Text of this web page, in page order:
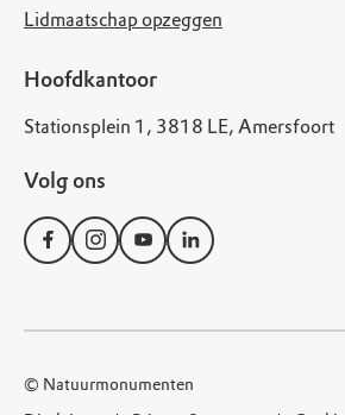
Lidmaatschap opzeggen
Hoofdkantoor
Stationsplein 1, 3818 LE, Amersfoort
Volg ons
© Natuurmonumenten